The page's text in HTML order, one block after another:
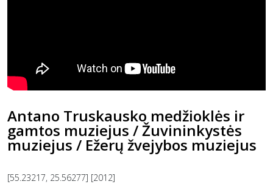
Antano Truskausko medžioklės ir
gamtos muziejus / Žuvininkystės
muziejus / Ežerų žvejybos muziejus
[55.23217, 25.56277] [2012]